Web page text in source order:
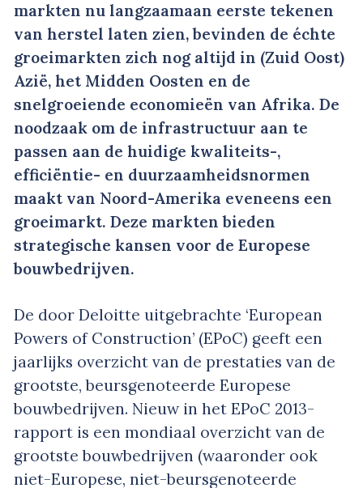
markten nu langzaamaan eerste tekenen
van herstel laten zien, bevinden de échte
groeimarkten zich nog altijd in (Zuid Oost)
Azië, het Midden Oosten en de
snelgroeiende economieën van Afrika. De
noodzaak om de infrastructuur aan te
passen aan de huidige kwaliteits-,
efficiëntie- en duurzaamheidsnormen
maakt van Noord-Amerika eveneens een
groeimarkt. Deze markten bieden
strategische kansen voor de Europese
bouwbedrijven.
De door Deloitte uitgebrachte ‘European
Powers of Construction’ (EPoC) geeft een
jaarlijks overzicht van de prestaties van de
grootste, beursgenoteerde Europese
bouwbedrijven. Nieuw in het EPoC 2013-
rapport is een mondiaal overzicht van de
grootste bouwbedrijven (waaronder ook
niet-Europese, niet-beursgenoteerde